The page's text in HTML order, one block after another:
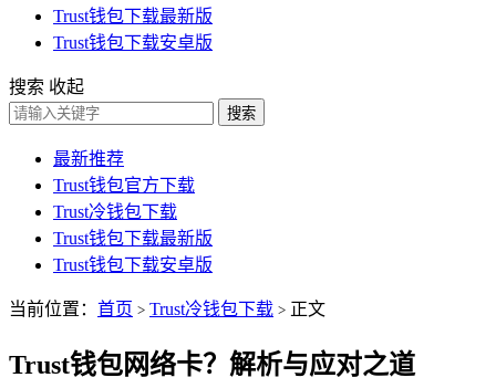
Trust钱包下载最新版
Trust钱包下载安卓版
搜索 收起
搜索
最新推荐
Trust钱包官方下载
Trust冷钱包下载
Trust钱包下载最新版
Trust钱包下载安卓版
当前位置： 首页 > Trust冷钱包下载 > 正文
Trust钱包网络卡？解析与应对之道